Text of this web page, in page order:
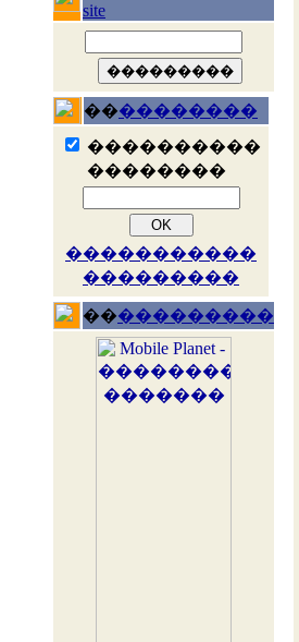
site
����������
����������
��������
�����������
���������
�����������